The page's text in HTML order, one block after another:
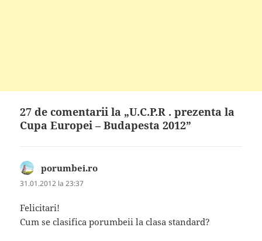
27 de comentarii la „U.C.P.R . prezenta la
Cupa Europei – Budapesta 2012”
porumbei.ro
31.01.2012 la 23:37
Felicitari!
Cum se clasifica porumbeii la clasa standard?